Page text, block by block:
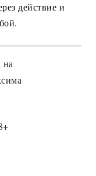
действие и
на